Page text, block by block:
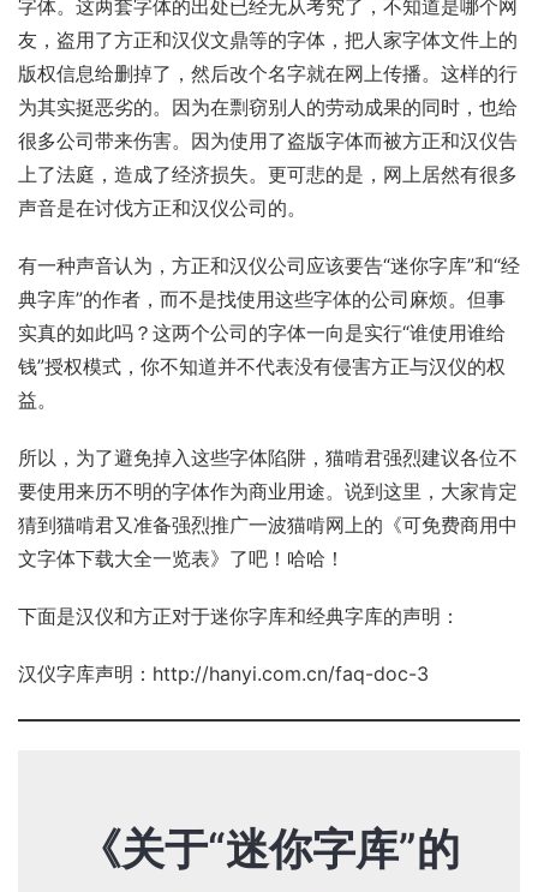
字体。这两套字体的出处已经无从考究了，不知道是哪个网
友，盗用了方正和汉仪文鼎等的字体，把人家字体文件上的
版权信息给删掉了，然后改个名字就在网上传播。这样的行
为其实挺恶劣的。因为在剽窃别人的劳动成果的同时，也给
很多公司带来伤害。因为使用了盗版字体而被方正和汉仪告
上了法庭，造成了经济损失。更可悲的是，网上居然有很多
声音是在讨伐方正和汉仪公司的。
有一种声音认为，方正和汉仪公司应该要告“迷你字库”和“经
典字库”的作者，而不是找使用这些字体的公司麻烦。但事
实真的如此吗？这两个公司的字体一向是实行“谁使用谁给
钱”授权模式，你不知道并不代表没有侵害方正与汉仪的权
益。
所以，为了避免掉入这些字体陷阱，猫啃君强烈建议各位不
要使用来历不明的字体作为商业用途。说到这里，大家肯定
猜到猫啃君又准备强烈推广一波猫啃网上的《可免费商用中
文字体下载大全一览表》了吧！哈哈！
下面是汉仪和方正对于迷你字库和经典字库的声明：
汉仪字库声明： http://hanyi.com.cn/faq-doc-3
《关于“迷你字库”的